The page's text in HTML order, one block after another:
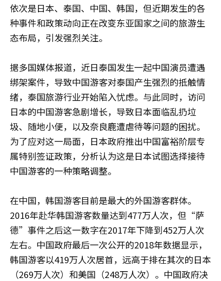
依次是日本、泰国、中国、韩国，但近期发生的各
种事件和政策动向正在改变东亚国家之间的旅游生
态布局，引发强烈关注。
据多国媒体报道，近日泰国发生一起中国演员遭遇
绑架案件，导致中国游客对泰国产生强烈的抵触情
绪，泰国旅游行业开始陷入忧虑。与此同时，访问
日本的中国游客急剧增长，导致日本面临乱扔垃
圾、随地小便，以及奈良鹿遭虐待等问题的困扰。
为了应对这一局面，日本政府推出中国富裕阶层专
属特别签证政策，分析认为这是日本试图选择接待
中国游客的一种策略调整。
在中国，韩国游客目前是最大的外国游客群体。
2016年赴华韩国游客数量达到477万人次，但“萨
德”事件之后这一数字在2017年下降到452万人次
左右。中国政府最后一次公开的2018年数据显示，
韩国游客以419万人次居首，远高于排在其次的日本
（269万人次）和美国（248万人次）。中国政府决